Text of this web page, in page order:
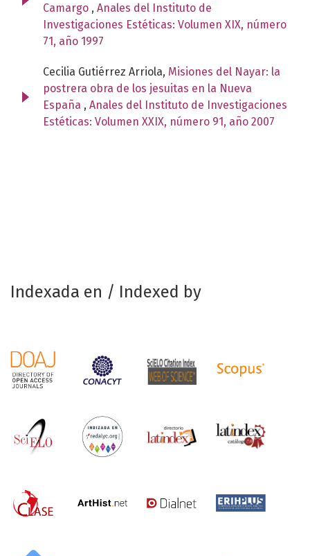
Camargo , Anales del Instituto de
Investigaciones Estéticas: Volumen XIX, número
71, año 1997
Cecilia Gutiérrez Arriola, Misiones del Nayar: la
postrera obra de los jesuitas en la Nueva
España , Anales del Instituto de Investigaciones
Estéticas: Volumen XXIX, número 91, año 2007
Indexada en / Indexed by